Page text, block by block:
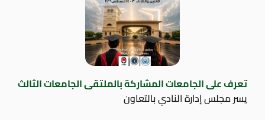
تعرف على الجامعات المشاركة بالملتقى الجامعات الثالث
يسر مجلس إدارة النادي بالتعاون